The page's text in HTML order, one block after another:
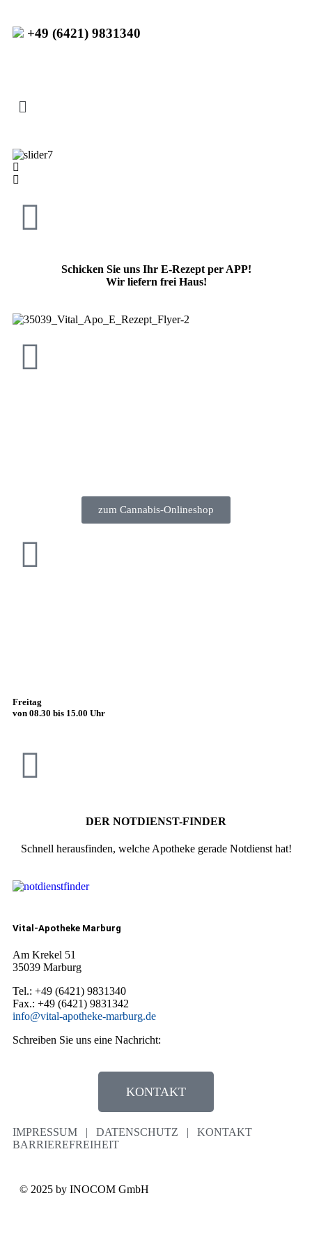
+49 (6421) 9831340
Schicken Sie uns Ihr E-Rezept per APP!
Wir liefern frei Haus!
zum Cannabis-Onlineshop
Freitag
von 08.30 bis 15.00 Uhr
DER NOTDIENST-FINDER
Schnell herausfinden, welche Apotheke gerade Notdienst hat!
Vital-Apotheke Marburg
Am Krekel 51
35039 Marburg
Tel.: +49 (6421) 9831340
Fax.: +49 (6421) 9831342
info@vital-apotheke-marburg.de
Schreiben Sie uns eine Nachricht:
KONTAKT
IMPRESSUM | DATENSCHUTZ | KONTAKT
BARRIEREFREIHEIT
© 2025 by INOCOM GmbH